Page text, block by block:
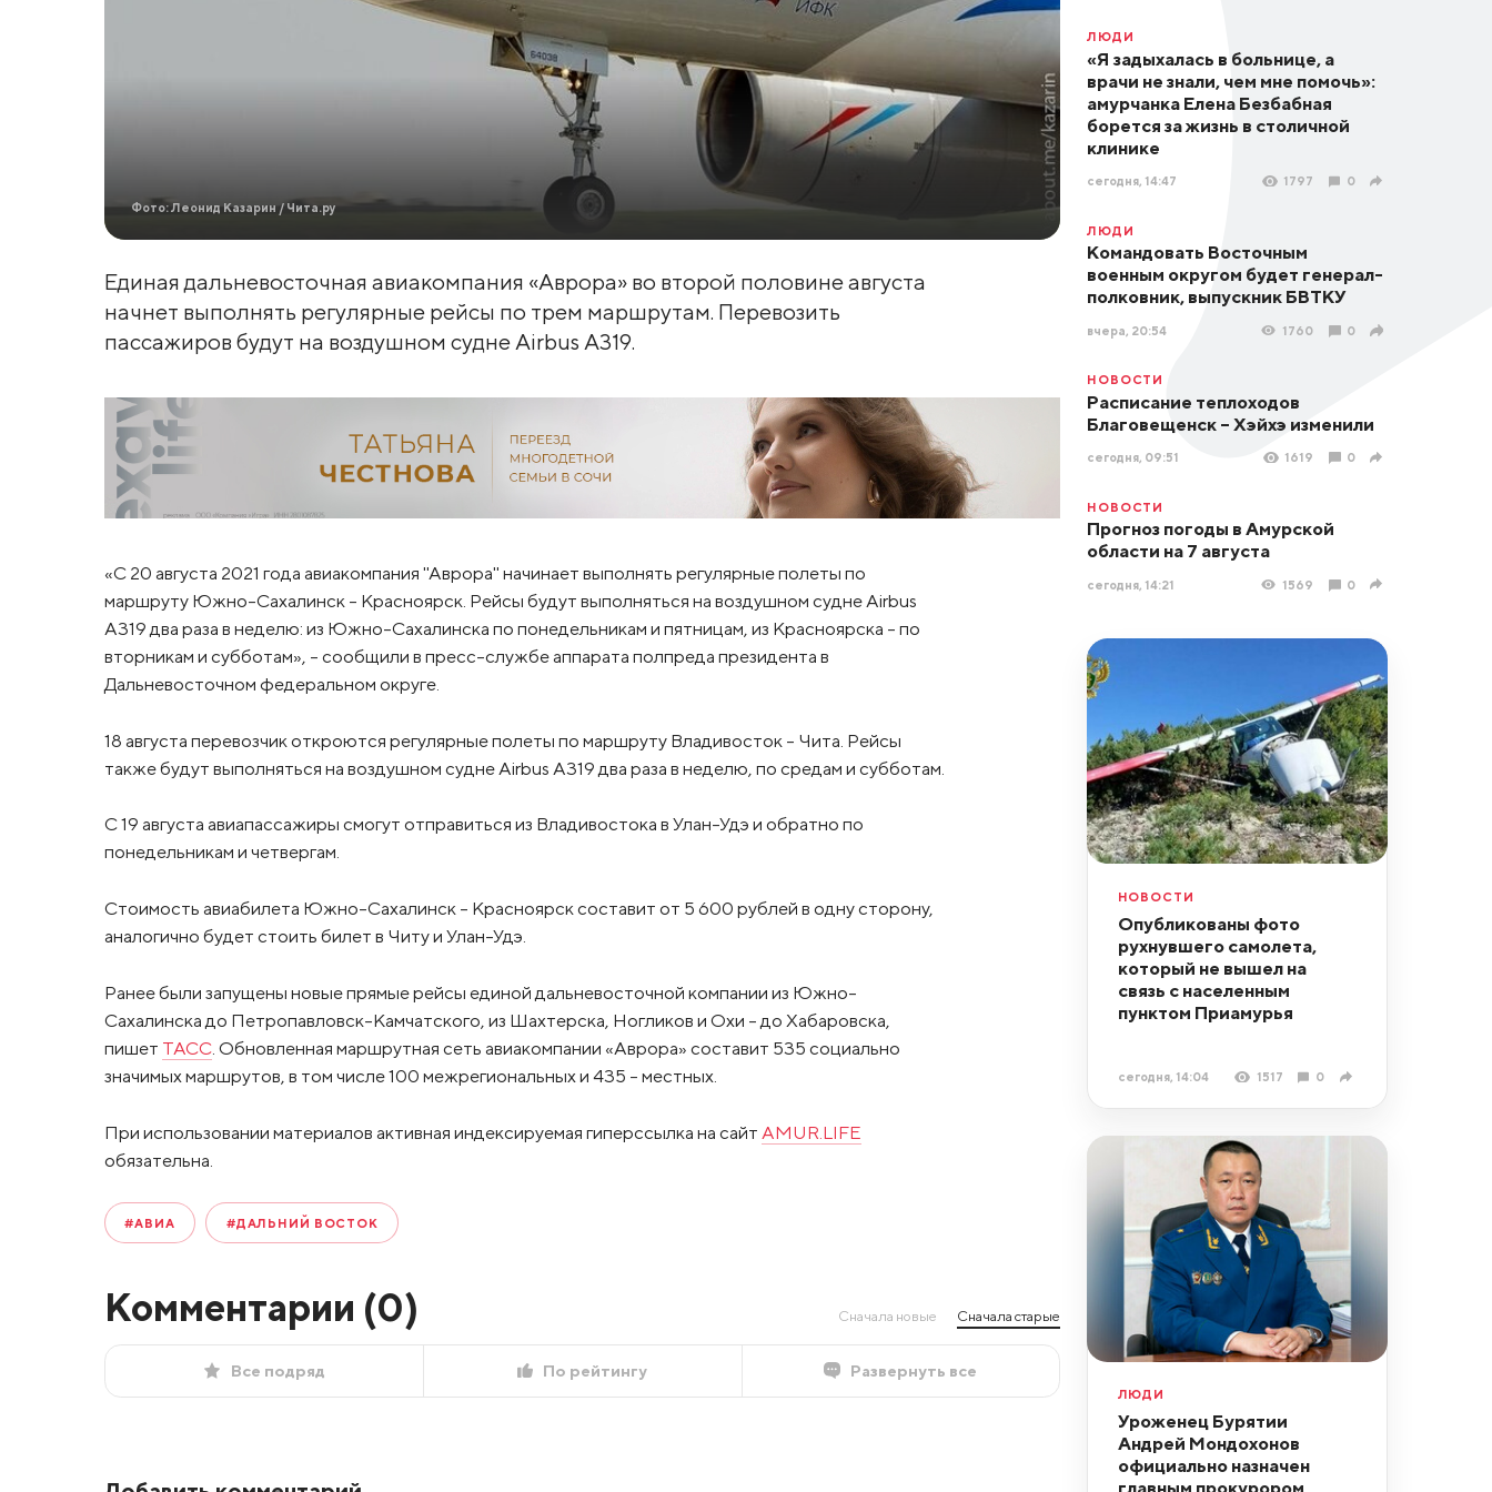
Фото: Леонид Казарин / Чита.ру
Единая дальневосточная авиакомпания «Аврора» во второй половине августа
начнет выполнять регулярные рейсы по трем маршрутам. Перевозить
пассажиров будут на воздушном судне Airbus A319.
«С 20 августа 2021 года авиакомпания "Аврора" начинает выполнять регулярные полеты по
маршруту Южно-Сахалинск – Красноярск. Рейсы будут выполняться на воздушном судне Airbus
A319 два раза в неделю: из Южно-Сахалинска по понедельникам и пятницам, из Красноярска – по
вторникам и субботам», – сообщили в пресс-службе аппарата полпреда президента в
Дальневосточном федеральном округе.
18 августа перевозчик откроются регулярные полеты по маршруту Владивосток – Чита. Рейсы
также будут выполняться на воздушном судне Airbus A319 два раза в неделю, по средам и субботам.
С 19 августа авиапассажиры смогут отправиться из Владивостока в Улан-Удэ и обратно по
понедельникам и четвергам.
Стоимость авиабилета Южно-Сахалинск – Красноярск составит от 5 600 рублей в одну сторону,
аналогично будет стоить билет в Читу и Улан-Удэ.
Ранее были запущены новые прямые рейсы единой дальневосточной компании из Южно-
Сахалинска до Петропавловск-Камчатского, из Шахтерска, Ногликов и Охи – до Хабаровска,
пишет ТАСС. Обновленная маршрутная сеть авиакомпании «Аврора» составит 535 социально
значимых маршрутов, в том числе 100 межрегиональных и 435 – местных.
При использовании материалов активная индексируемая гиперссылка на сайт AMUR.LIFE
обязательна.
#АВИА #ДАЛЬНИЙ ВОСТОК
Комментарии (0) Сначала новые Сначала старые
Все подряд По рейтингу Развернуть все
ЛЮДИ
«Я задыхалась в больнице, а
врачи не знали, чем мне помочь»:
амурчанка Елена Безбабная
борется за жизнь в столичной
клинике
сегодня, 14:47 1797 0
ЛЮДИ
Командовать Восточным
военным округом будет генерал-
полковник, выпускник БВТКУ
вчера, 20:54 1760 0
НОВОСТИ
Расписание теплоходов
Благовещенск – Хэйхэ изменили
сегодня, 09:51 1619 0
НОВОСТИ
Прогноз погоды в Амурской
области на 7 августа
сегодня, 14:21 1569 0
НОВОСТИ
Опубликованы фото
рухнувшего самолета,
который не вышел на
связь с населенным
пунктом Приамурья
сегодня, 14:04 1517 0
ЛЮДИ
Уроженец Бурятии
Андрей Мондохонов
официально назначен
главным прокурором